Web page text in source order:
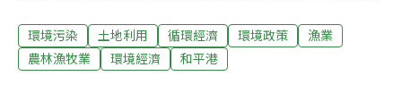
漁會等相關單位均派員參加，由花蓮縣環保局長擔任主
席。 經濟部工業局於民國79年即劃定花蓮和平地區為水泥
環境污染 土地利用 循環經濟 環境政策
漁業
農林漁牧業
環境經濟 和平港